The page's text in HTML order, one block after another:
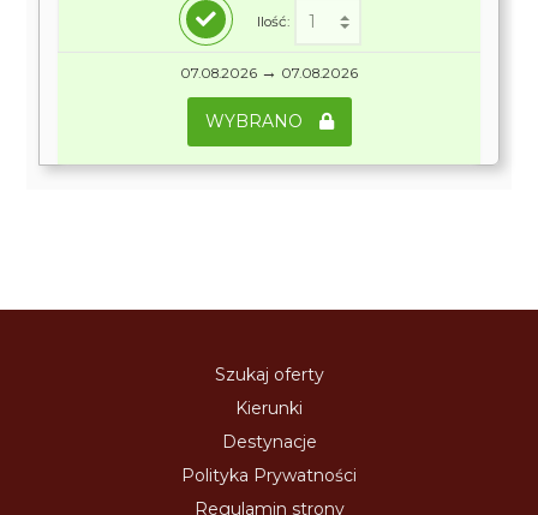
Ilość:
07.08.2026 → 07.08.2026
WYBRANO
Szukaj oferty
Kierunki
Destynacje
Polityka Prywatności
Regulamin strony